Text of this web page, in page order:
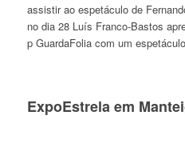
assistir ao espetáculo de
no dia 28 Luís Franco-Bastos
p GuardaFolia com um
ExpoEstrela em